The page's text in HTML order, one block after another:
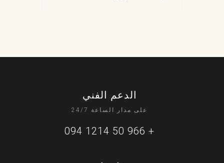
الدعم الفني
على مدار الساعة 24/7
+ 966 50 1214 094